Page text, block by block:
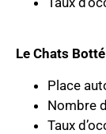
Le Chats Botté
Place
Nombre
Taux